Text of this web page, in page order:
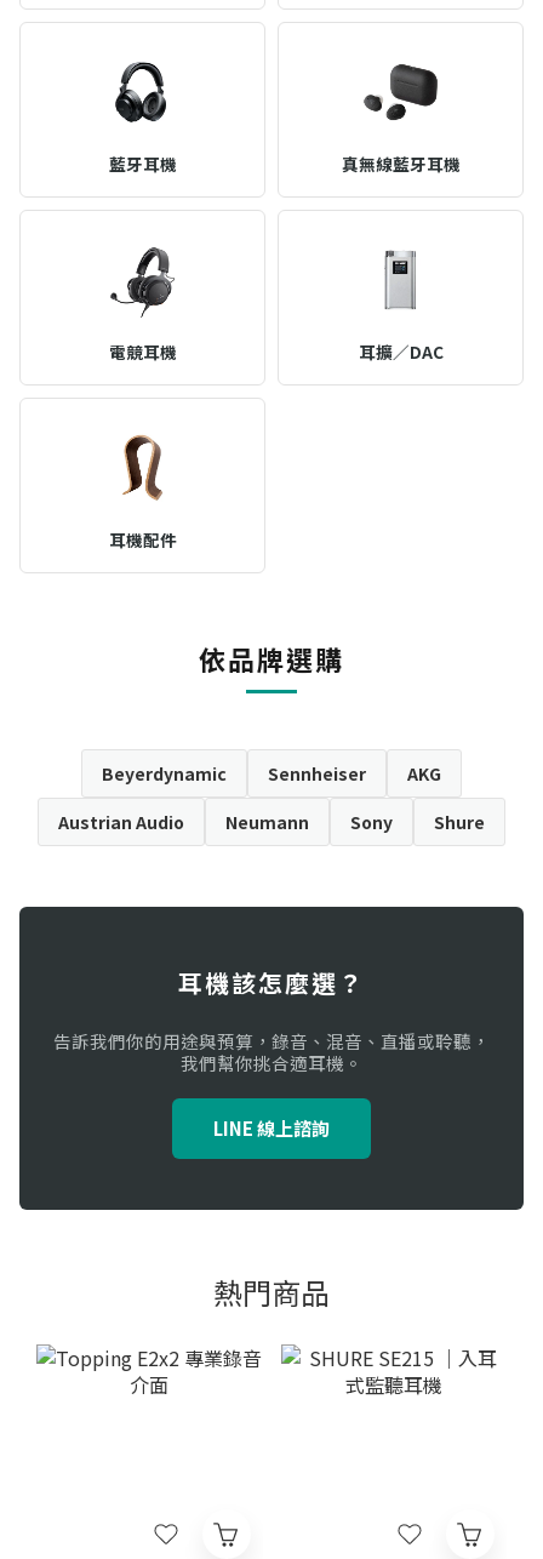
藍牙耳機 真無線藍牙耳機
電競耳機 耳擴／DAC
耳機配件
依品牌選購
Beyerdynamic Sennheiser
AKG
Austrian Audio
Neumann Sony Shure
耳機該怎麼選？
告訴我們你的用途與預算，錄音、混音、直播或聆聽，
我們幫你挑合適耳機。
LINE 線上諮詢
熱門商品